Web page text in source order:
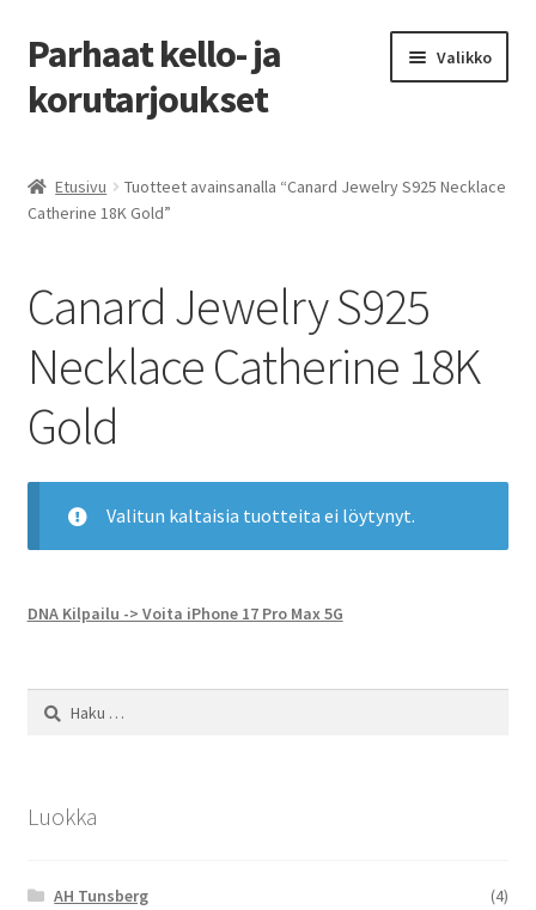
Siirry
navigointiin
Siirry
sisältöön
Parhaat kello- ja
korutarjoukset
Valikko
Parhaat tarjoukset
Etusivu
Tuotteet avainsanalla “Canard Jewelry S925 Necklace
Catherine 18K Gold”
Canard Jewelry S925
Necklace Catherine 18K
Gold
Valitun kaltaisia tuotteita ei löytynyt.
DNA Kilpailu -> Voita iPhone 17 Pro Max 5G
Haku:
Luokka
AH Tunsberg
(4)